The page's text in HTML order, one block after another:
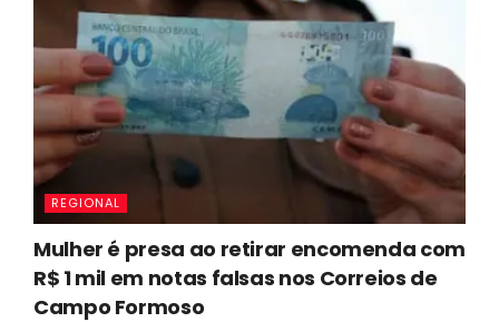
REGIONAL
Mulher é presa ao retirar encomenda com
R$ 1 mil em notas falsas nos Correios de
Campo Formoso